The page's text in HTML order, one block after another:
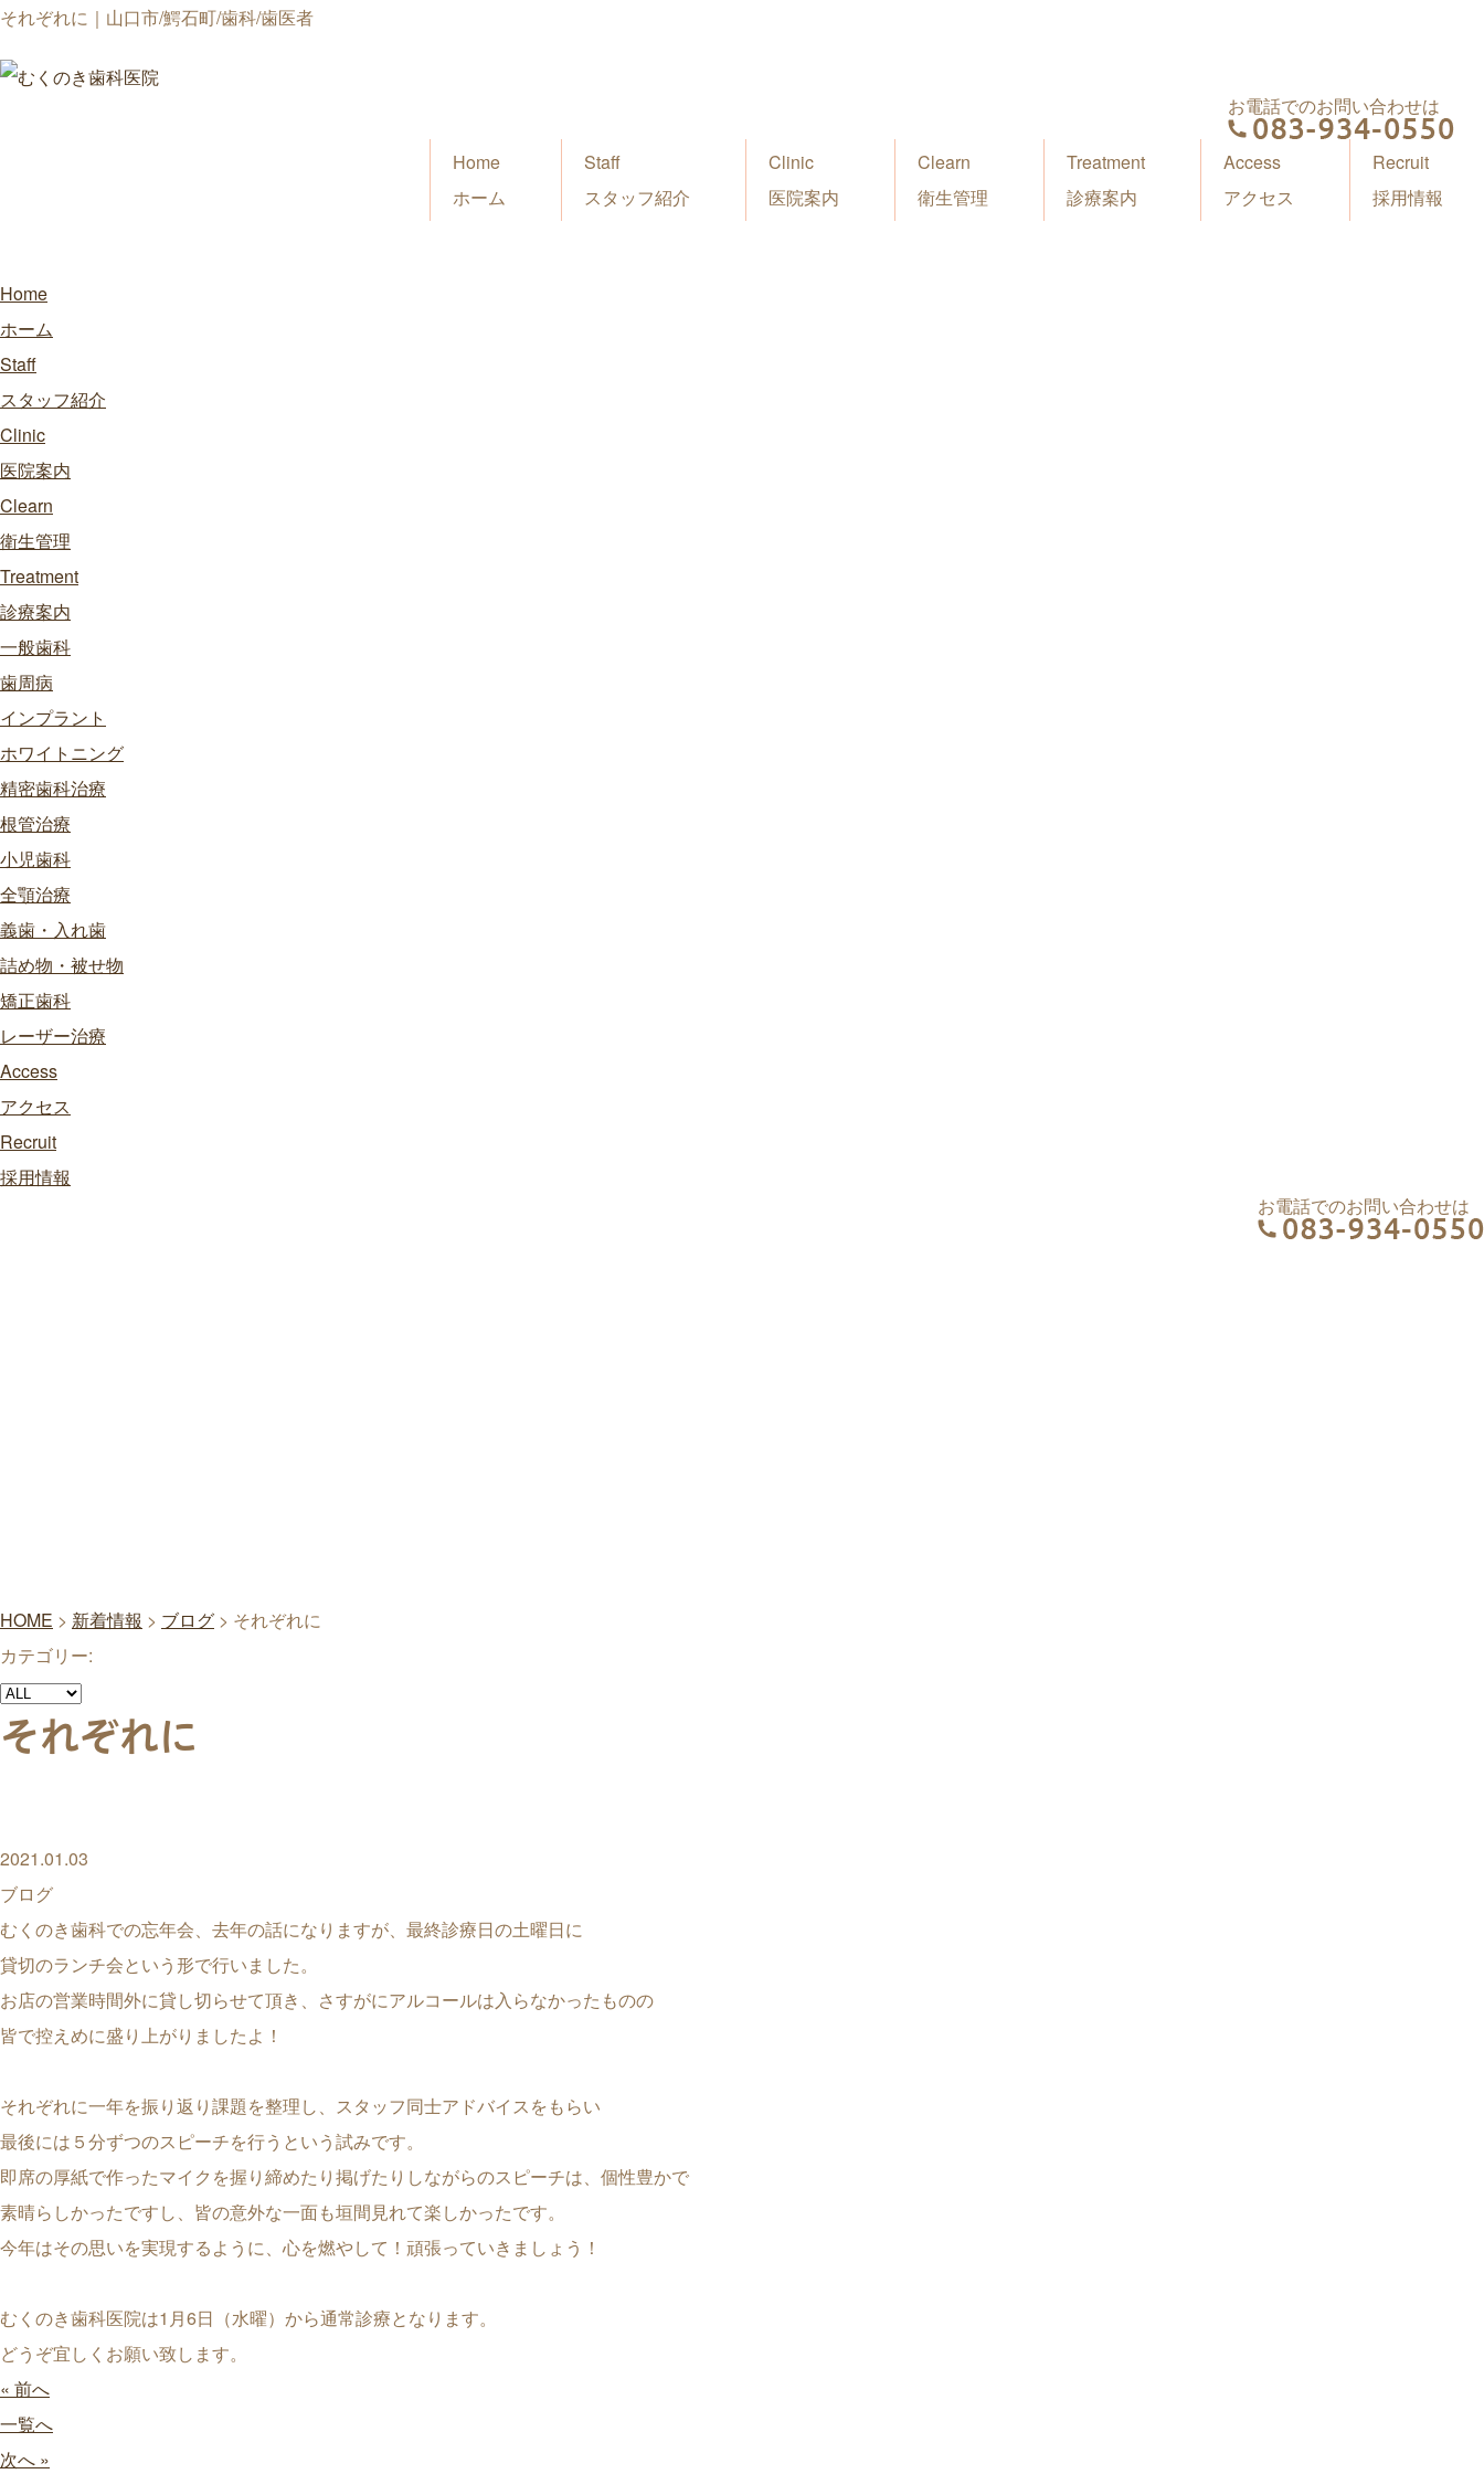
それぞれに｜山口市/鰐石町/歯科/歯医者
お電話でのお問い合わせは
Home
ホーム
Staff
スタッフ紹介
Clinic
医院案内
Clearn
衛生管理
Treatment
診療案内
Access
アクセス
Recruit
採用情報
Home
ホーム
Staff
スタッフ紹介
Clinic
医院案内
Clearn
衛生管理
Treatment
診療案内
一般歯科
歯周病
インプラント
ホワイトニング
精密歯科治療
根管治療
小児歯科
全顎治療
義歯・入れ歯
詰め物・被せ物
矯正歯科
レーザー治療
Access
アクセス
Recruit
採用情報
お電話でのお問い合わせは
HOME > 新着情報 > ブログ > それぞれに
カテゴリー:
それぞれに
2021.01.03
ブログ
むくのき歯科での忘年会、去年の話になりますが、最終診療日の土曜日に
貸切のランチ会という形で行いました。
お店の営業時間外に貸し切らせて頂き、さすがにアルコールは入らなかったものの
皆で控えめに盛り上がりましたよ！
それぞれに一年を振り返り課題を整理し、スタッフ同士アドバイスをもらい
最後には５分ずつのスピーチを行うという試みです。
即席の厚紙で作ったマイクを握り締めたり掲げたりしながらのスピーチは、個性豊かで
素晴らしかったですし、皆の意外な一面も垣間見れて楽しかったです。
今年はその思いを実現するように、心を燃やして！頑張っていきましょう！
むくのき歯科医院は1月6日（水曜）から通常診療となります。
どうぞ宜しくお願い致します。
« 前へ
一覧へ
次へ »